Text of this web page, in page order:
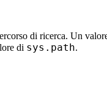
di ricerca. Un
di sys.path.